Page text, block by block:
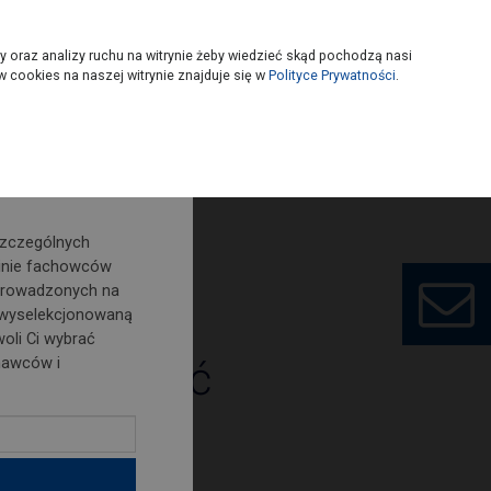
połączyć
i
fachowców
na
Ci wybrać
i
analizy ruchu na witrynie żeby wiedzieć skąd pochodzą nasi
cookies na naszej witrynie znajduje się w Polityce Prywatności.